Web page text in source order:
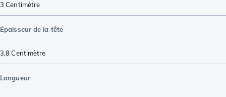
3 Centimètre
Épaisseur de la tête
3,8Centimètre
Longueur